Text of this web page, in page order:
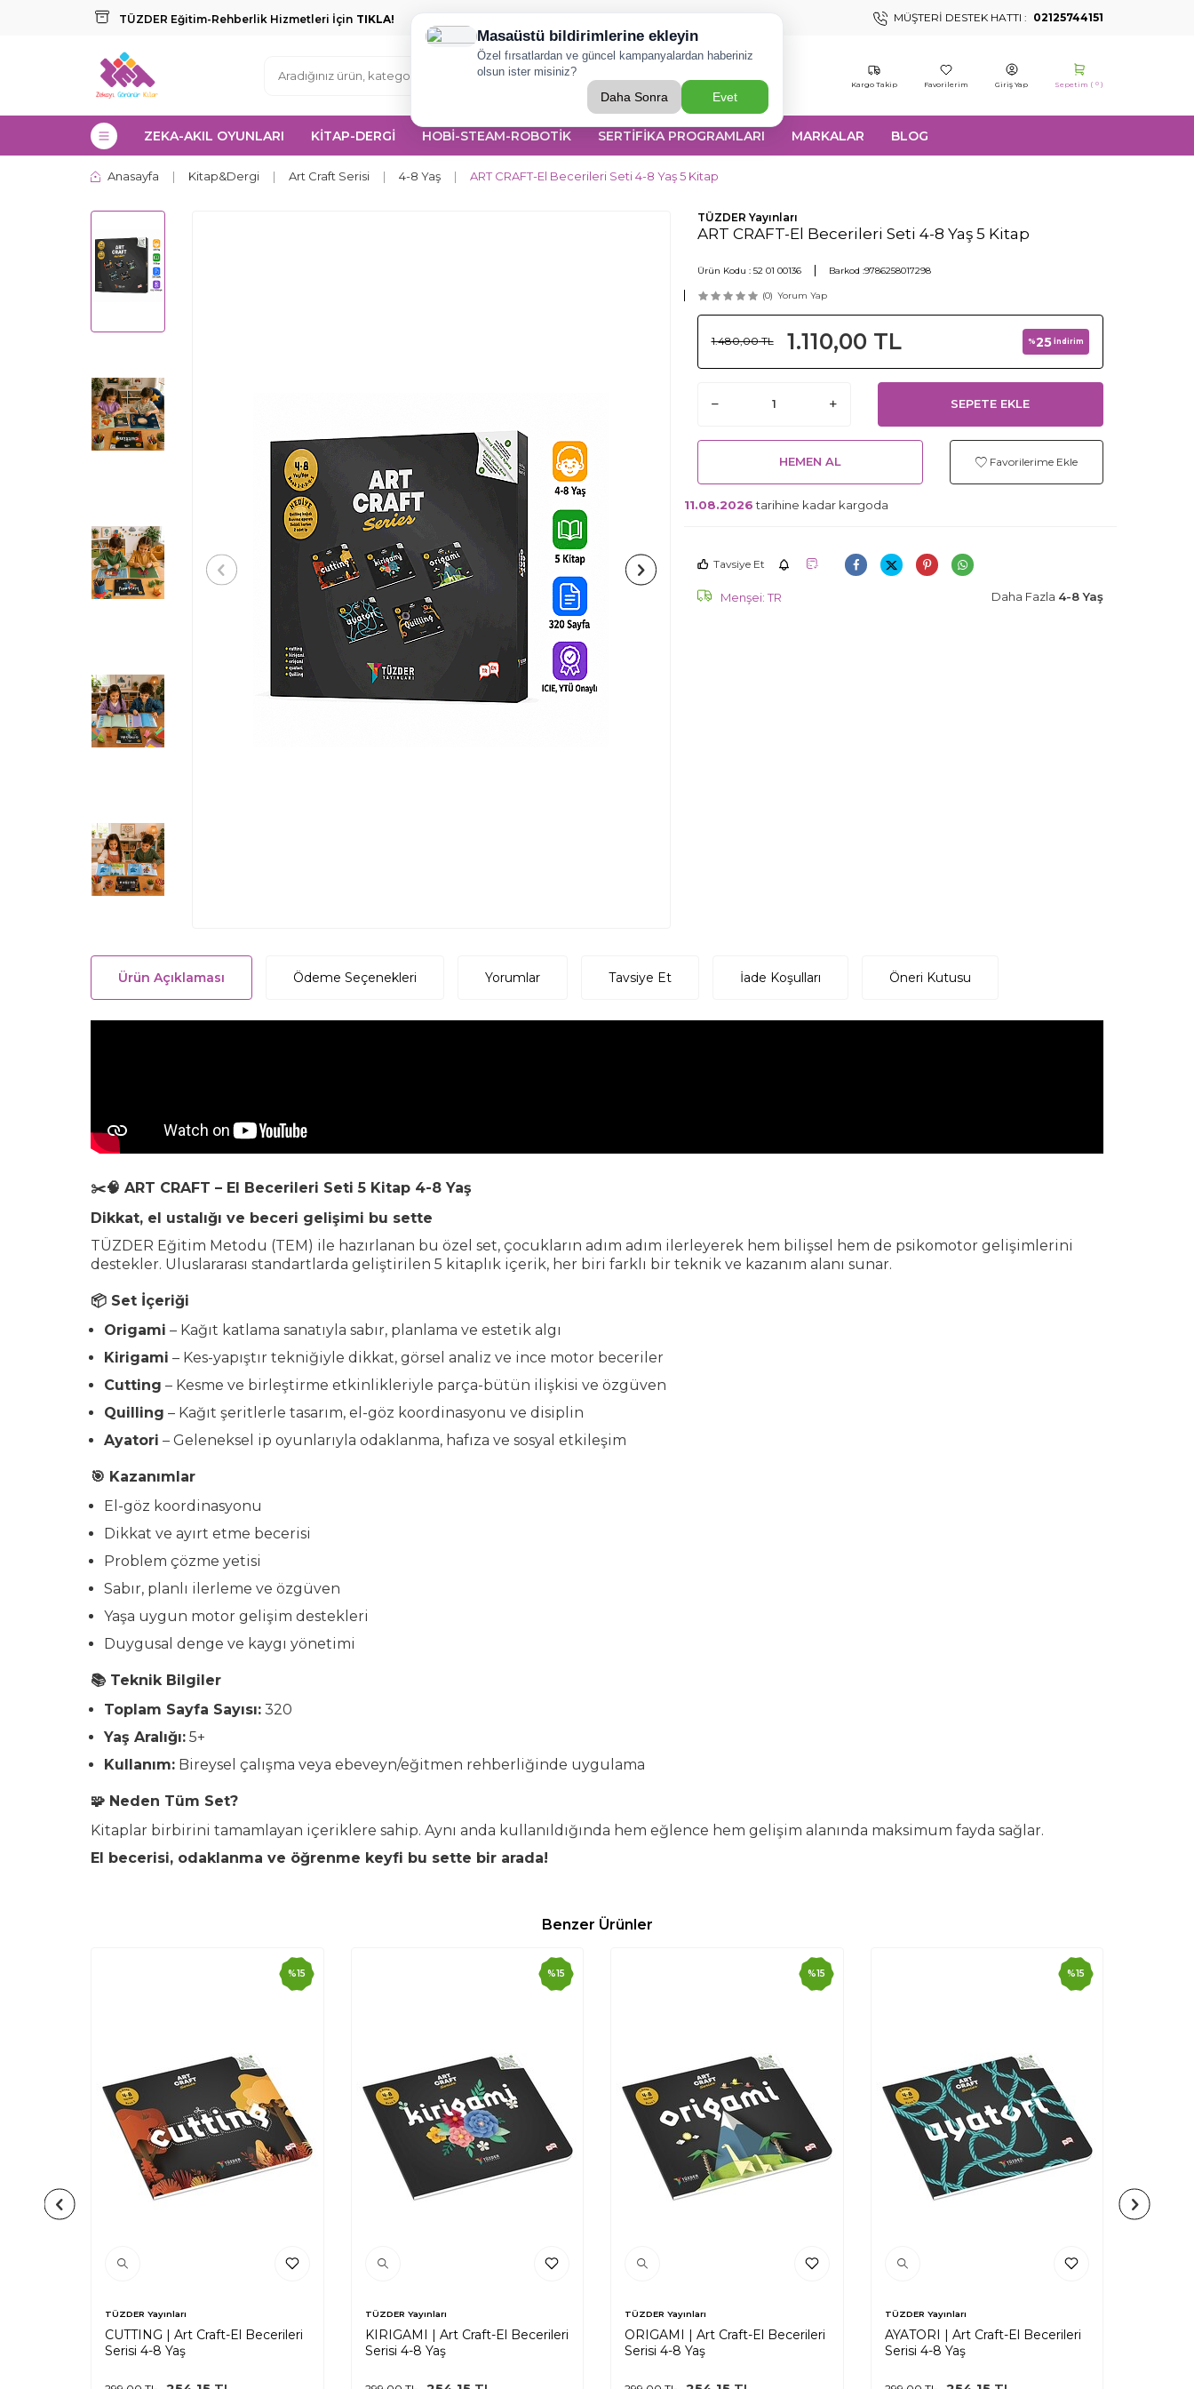
TÜZDER Eğitim-Rehberlik Hizmetleri İçin TIKLA! MÜŞTERI DESTEK HATTI : 02125744151
Kargo Takip Favorilerim Giriş Yap Sepetim ( 0 )
ZEKA-AKIL OYUNLARI KİTAP-DERGİ HOBİ-STEAM-ROBOTİK SERTİFİKA PROGRAMLARI MARKALAR BLOG
Anasayfa | Kitap&Dergi | Art Craft Serisi | 4-8 Yaş | ART CRAFT-El Becerileri Seti 4-8 Yaş 5 Kitap
TÜZDER Yayınları
ART CRAFT-El Becerileri Seti 4-8 Yaş 5 Kitap
Ürün Kodu : 52 01 00136 Barkod :9786258017298
(0) Yorum Yap
1.480,00TL 1.110,00 TL %25 İndirim
SEPETE EKLE
HEMEN AL Favorilerime Ekle
11.08.2026tarihine kadar kargoda
Tavsiye Et
Menşei: TR Daha Fazla 4-8 Yaş
Ürün Açıklaması Ödeme Seçenekleri Yorumlar Tavsiye Et İade Koşulları Öneri Kutusu
✂️🧠 ART CRAFT – El Becerileri Seti 5 Kitap 4-8 Yaş
Dikkat, el ustalığı ve beceri gelişimi bu sette
TÜZDER Eğitim Metodu (TEM) ile hazırlanan bu özel set, çocukların adım adım ilerleyerek hem bilişsel hem de psikomotor gelişimlerini
destekler. Uluslararası standartlarda geliştirilen 5 kitaplık içerik, her biri farklı bir teknik ve kazanım alanı sunar.
📦 Set İçeriği
Origami – Kağıt katlama sanatıyla sabır, planlama ve estetik algı
Kirigami – Kes-yapıştır tekniğiyle dikkat, görsel analiz ve ince motor beceriler
Cutting – Kesme ve birleştirme etkinlikleriyle parça-bütün ilişkisi ve özgüven
Quilling – Kağıt şeritlerle tasarım, el-göz koordinasyonu ve disiplin
Ayatori – Geleneksel ip oyunlarıyla odaklanma, hafıza ve sosyal etkileşim
🎯 Kazanımlar
El-göz koordinasyonu
Dikkat ve ayırt etme becerisi
Problem çözme yetisi
Sabır, planlı ilerleme ve özgüven
Yaşa uygun motor gelişim destekleri
Duygusal denge ve kaygı yönetimi
📚 Teknik Bilgiler
Toplam Sayfa Sayısı: 320
Yaş Aralığı: 5+
Kullanım: Bireysel çalışma veya ebeveyn/eğitmen rehberliğinde uygulama
🧩 Neden Tüm Set?
Kitaplar birbirini tamamlayan içeriklere sahip. Aynı anda kullanıldığında hem eğlence hem gelişim alanında maksimum fayda sağlar.
El becerisi, odaklanma ve öğrenme keyfi bu sette bir arada!
Benzer Ürünler
%15
TÜZDER Yayınları
CUTTING | Art Craft-El Becerileri
Serisi 4-8 Yaş
%15
TÜZDER Yayınları
KIRIGAMI | Art Craft-El Becerileri
Serisi 4-8 Yaş
%15
TÜZDER Yayınları
ORIGAMI | Art Craft-El Becerileri
Serisi 4-8 Yaş
%15
TÜZDER Yayınları
AYATORI | Art Craft-El Becerileri
Serisi 4-8 Yaş